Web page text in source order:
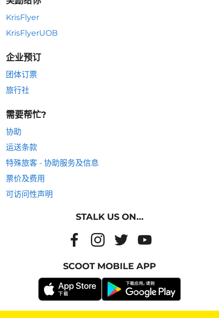
KrisFlyer
KrisFlyerUOB
企业预订
团体订票
旅行社
需要帮忙?
协助
运送条款
特殊旅客 - 协助服务及信息
票价及费用
可访问性声明
STALK US ON...
SCOOT MOBILE APP